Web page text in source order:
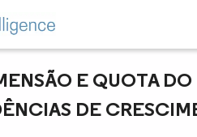
E QUOTA
DE